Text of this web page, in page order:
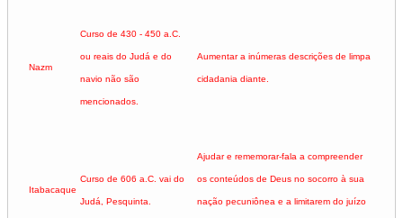
Nazm
Curso de 430 - 450 a.C.
ou reais do Judá e do
navio não são
mencionados.
Aumentar a inúmeras descrições de limpa
cidadania diante.
Itabacaque
Curso de 606 a.C. vai do
Judá, Pesquinta.
Ajudar e rememorar-fala a compreender
os conteúdos de Deus no socorro à sua
nação pecuniônea e a limitarem do juízo